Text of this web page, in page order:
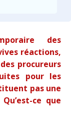
des
réactions,
procureurs
pour les
pas une
ce que